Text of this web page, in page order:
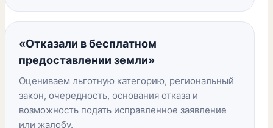
«Отказали в бесплатном
предоставлении земли»
Оцениваем льготную категорию, региональный
закон, очередность, основания отказа и
возможность подать исправленное заявление
или жалобу.